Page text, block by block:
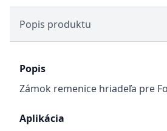
Popis produktu
Popis
Zámok remenice hriadeľa pre
Aplikácia